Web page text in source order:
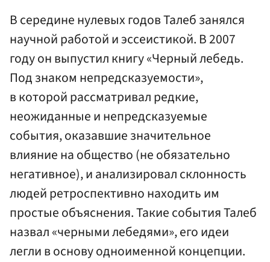
В середине нулевых годов Талеб занялся
научной работой и эссеистикой. В 2007
году он выпустил книгу «Черный лебедь.
Под знаком непредсказуемости»,
в которой рассматривал редкие,
неожиданные и непредсказуемые
события, оказавшие значительное
влияние на общество (не обязательно
негативное), и анализировал склонность
людей ретроспективно находить им
простые объяснения. Такие события Талеб
назвал «черными лебедями», его идеи
легли в основу одноименной концепции.